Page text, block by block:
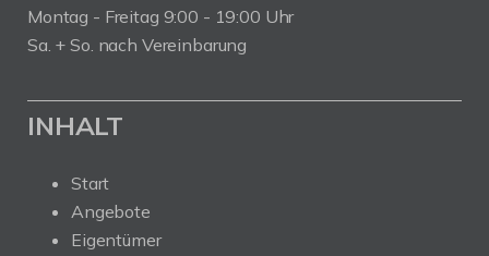
Montag - Freitag 9:00 - 19:00 Uhr
Sa. + So. nach Vereinbarung
INHALT
Start
Angebote
Eigentümer